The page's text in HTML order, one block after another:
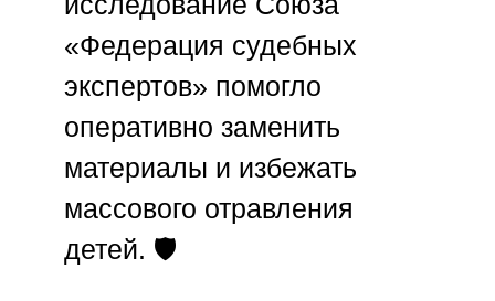
«Федерация судебных
экспертов» помогло
оперативно заменить
материалы и избежать
массового отравления
детей. 🛡️